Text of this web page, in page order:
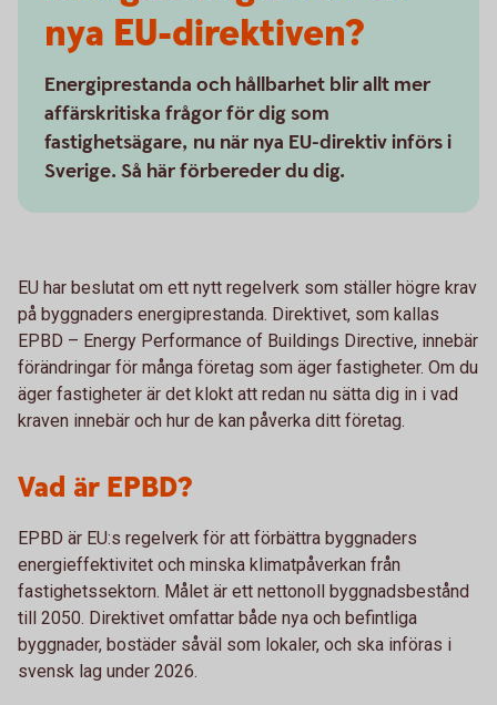
nya EU-direktiven?
Energiprestanda och hållbarhet blir allt mer
affärskritiska frågor för dig som
fastighetsägare, nu när nya EU-direktiv införs i
Sverige. Så här förbereder du dig.
EU har beslutat om ett nytt regelverk som ställer högre krav
på byggnaders energiprestanda. Direktivet, som kallas
EPBD – Energy Performance of Buildings Directive, innebär
förändringar för många företag som äger fastigheter. Om du
äger fastigheter är det klokt att redan nu sätta dig in i vad
kraven innebär och hur de kan påverka ditt företag.
Vad är EPBD?
EPBD är EU:s regelverk för att förbättra byggnaders
energieffektivitet och minska klimatpåverkan från
fastighetssektorn. Målet är ett nettonoll byggnadsbestånd
till 2050. Direktivet omfattar både nya och befintliga
byggnader, bostäder såväl som lokaler, och ska införas i
svensk lag under 2026.